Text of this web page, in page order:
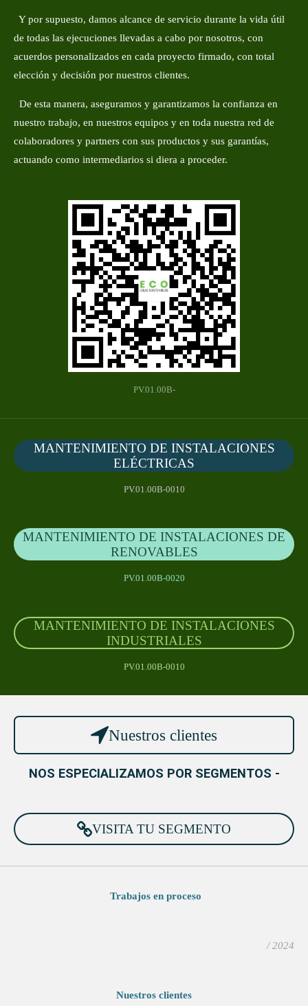
Y por supuesto, damos alcance de servicio durante la vida útil
de todas las ejecuciones llevadas a cabo por nosotros, con
acuerdos personalizados en cada proyecto firmado, con total
elección y decisión por nuestros clientes.
De esta manera, aseguramos y garantizamos la confianza en
nuestro trabajo, en nuestros equipos y en toda nuestra red de
colaboradores y partners con sus productos y sus garantías,
actuando como intermediarios si diera a proceder.
PV.01.00B-
MANTENIMIENTO DE INSTALACIONES
ELÉCTRICAS
PV.01.00B-0010
MANTENIMIENTO DE INSTALACIONES DE
RENOVABLES
PV.01.00B-0020
MANTENIMIENTO DE INSTALACIONES
INDUSTRIALES
PV.01.00B-0010
Nuestros clientes
NOS ESPECIALIZAMOS POR SEGMENTOS -
VISITA TU SEGMENTO
Trabajos en proceso
/ 2024
Nuestros clientes